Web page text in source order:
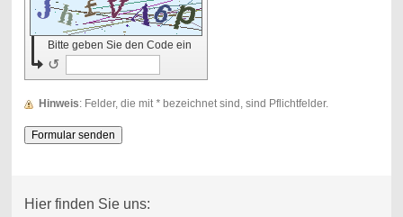
Bitte geben Sie den Code ein
↺
Hinweis : Felder, die mit *bezeichnet sind, sind Pflichtfelder.
Hier finden Sie uns: